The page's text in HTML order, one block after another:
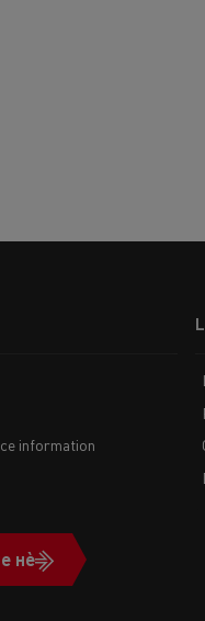
information
нè